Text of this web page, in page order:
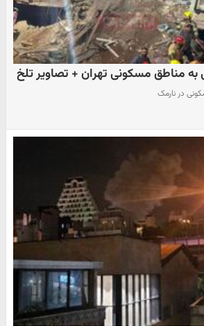
مناطق مسکونی تهران + تصاویر تلخ
در نارمک